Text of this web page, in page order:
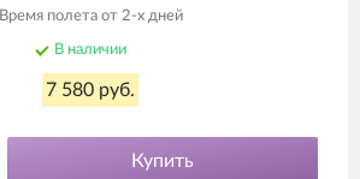
Время полета от 2-х дней
В наличии
7 580 руб.
Купить